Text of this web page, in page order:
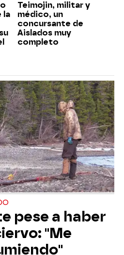
la
Teimojin, militar y
médico, un
concursante de
Aislados muy
completo
pese a haber
"Me